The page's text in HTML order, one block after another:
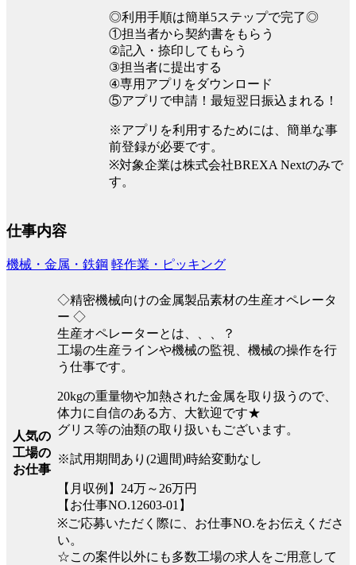
◎利用手順は簡単5ステップで完了◎
①担当者から契約書をもらう
②記入・捺印してもらう
③担当者に提出する
④専用アプリをダウンロード
⑤アプリで申請！最短翌日振込まれる！
※アプリを利用するためには、簡単な事
前登録が必要です。
※対象企業は株式会社BREXA Nextのみで
す。
仕事内容
機械・金属・鉄鋼 軽作業・ピッキング
人気の
工場の
お仕事
◇精密機械向けの金属製品素材の生産オペレータ
ー ◇
生産オペレーターとは、、、？
工場の生産ラインや機械の監視、機械の操作を行
う仕事です。
20kgの重量物や加熱された金属を取り扱うので、
体力に自信のある方、大歓迎です★
グリス等の油類の取り扱いもございます。
※試用期間あり(2週間)時給変動なし
【月収例】24万～26万円
【お仕事NO.12603-01】
※ご応募いただく際に、お仕事NO.をお伝えくださ
い。
☆この案件以外にも多数工場の求人をご用意して